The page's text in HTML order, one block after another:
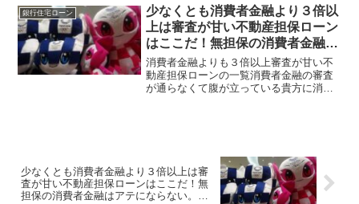
紹介します。
銀行住宅ローン
少なくとも消費者金融より３倍以
上は審査が甘い不動産担保ローン
はここだ！無担保の消費者金融は
アテにならない。どうせ借りるな
ら確実性の高い不動産担保ローン
を
消費者金融よりも３倍以上審査が甘い不
動産担保ローンの一覧消費者金融の審査
が通らなくて腹が立っている貴方に消費
少なくとも消費者金融より３倍以上は審
査が甘い不動産担保ローンはここだ！無
担保の消費者金融はアテにならない。ど